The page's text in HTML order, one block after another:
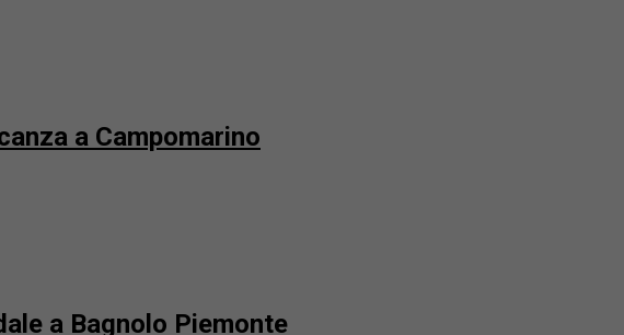
a Campomarino
a Bagnolo Piemonte